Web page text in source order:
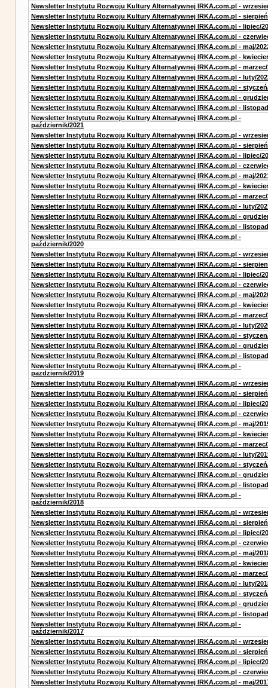
Newsletter Instytutu Rozwoju Kultury Alternatywnej IRKA.com.pl -
Newsletter Instytutu Rozwoju Kultury Alternatywnej IRKA.com.pl -
Newsletter Instytutu Rozwoju Kultury Alternatywnej IRKA.com.pl - lipiec/
Newsletter Instytutu Rozwoju Kultury Alternatywnej IRKA.com.pl -
Newsletter Instytutu Rozwoju Kultury Alternatywnej IRKA.com.pl - maj/
Newsletter Instytutu Rozwoju Kultury Alternatywnej IRKA.com.pl -
Newsletter Instytutu Rozwoju Kultury Alternatywnej IRKA.com.pl - marzec/
Newsletter Instytutu Rozwoju Kultury Alternatywnej IRKA.com.pl - luty/
Newsletter Instytutu Rozwoju Kultury Alternatywnej IRKA.com.pl -
Newsletter Instytutu Rozwoju Kultury Alternatywnej IRKA.com.pl -
Newsletter Instytutu Rozwoju Kultury Alternatywnej IRKA.com.pl -
Newsletter Instytutu Rozwoju Kultury Alternatywnej IRKA.com.pl -
październik/2021
Newsletter Instytutu Rozwoju Kultury Alternatywnej IRKA.com.pl -
Newsletter Instytutu Rozwoju Kultury Alternatywnej IRKA.com.pl -
Newsletter Instytutu Rozwoju Kultury Alternatywnej IRKA.com.pl - lipiec/
Newsletter Instytutu Rozwoju Kultury Alternatywnej IRKA.com.pl -
Newsletter Instytutu Rozwoju Kultury Alternatywnej IRKA.com.pl - maj/
Newsletter Instytutu Rozwoju Kultury Alternatywnej IRKA.com.pl -
Newsletter Instytutu Rozwoju Kultury Alternatywnej IRKA.com.pl - marzec/
Newsletter Instytutu Rozwoju Kultury Alternatywnej IRKA.com.pl - luty/
Newsletter Instytutu Rozwoju Kultury Alternatywnej IRKA.com.pl -
Newsletter Instytutu Rozwoju Kultury Alternatywnej IRKA.com.pl -
Newsletter Instytutu Rozwoju Kultury Alternatywnej IRKA.com.pl -
październik/2020
Newsletter Instytutu Rozwoju Kultury Alternatywnej IRKA.com.pl -
Newsletter Instytutu Rozwoju Kultury Alternatywnej IRKA.com.pl -
Newsletter Instytutu Rozwoju Kultury Alternatywnej IRKA.com.pl - lipiec/
Newsletter Instytutu Rozwoju Kultury Alternatywnej IRKA.com.pl -
Newsletter Instytutu Rozwoju Kultury Alternatywnej IRKA.com.pl - maj/
Newsletter Instytutu Rozwoju Kultury Alternatywnej IRKA.com.pl -
Newsletter Instytutu Rozwoju Kultury Alternatywnej IRKA.com.pl - marzec/
Newsletter Instytutu Rozwoju Kultury Alternatywnej IRKA.com.pl - luty/
Newsletter Instytutu Rozwoju Kultury Alternatywnej IRKA.com.pl -
Newsletter Instytutu Rozwoju Kultury Alternatywnej IRKA.com.pl -
Newsletter Instytutu Rozwoju Kultury Alternatywnej IRKA.com.pl -
Newsletter Instytutu Rozwoju Kultury Alternatywnej IRKA.com.pl -
pazdziernik/2019
Newsletter Instytutu Rozwoju Kultury Alternatywnej IRKA.com.pl -
Newsletter Instytutu Rozwoju Kultury Alternatywnej IRKA.com.pl -
Newsletter Instytutu Rozwoju Kultury Alternatywnej IRKA.com.pl - lipiec/
Newsletter Instytutu Rozwoju Kultury Alternatywnej IRKA.com.pl -
Newsletter Instytutu Rozwoju Kultury Alternatywnej IRKA.com.pl - maj/
Newsletter Instytutu Rozwoju Kultury Alternatywnej IRKA.com.pl -
Newsletter Instytutu Rozwoju Kultury Alternatywnej IRKA.com.pl - marzec/
Newsletter Instytutu Rozwoju Kultury Alternatywnej IRKA.com.pl - luty/
Newsletter Instytutu Rozwoju Kultury Alternatywnej IRKA.com.pl -
Newsletter Instytutu Rozwoju Kultury Alternatywnej IRKA.com.pl -
Newsletter Instytutu Rozwoju Kultury Alternatywnej IRKA.com.pl -
Newsletter Instytutu Rozwoju Kultury Alternatywnej IRKA.com.pl -
październik/2018
Newsletter Instytutu Rozwoju Kultury Alternatywnej IRKA.com.pl -
Newsletter Instytutu Rozwoju Kultury Alternatywnej IRKA.com.pl -
Newsletter Instytutu Rozwoju Kultury Alternatywnej IRKA.com.pl - lipiec/
Newsletter Instytutu Rozwoju Kultury Alternatywnej IRKA.com.pl -
Newsletter Instytutu Rozwoju Kultury Alternatywnej IRKA.com.pl - maj/
Newsletter Instytutu Rozwoju Kultury Alternatywnej IRKA.com.pl -
Newsletter Instytutu Rozwoju Kultury Alternatywnej IRKA.com.pl - marzec/
Newsletter Instytutu Rozwoju Kultury Alternatywnej IRKA.com.pl - luty/
Newsletter Instytutu Rozwoju Kultury Alternatywnej IRKA.com.pl -
Newsletter Instytutu Rozwoju Kultury Alternatywnej IRKA.com.pl -
Newsletter Instytutu Rozwoju Kultury Alternatywnej IRKA.com.pl -
Newsletter Instytutu Rozwoju Kultury Alternatywnej IRKA.com.pl -
październik/2017
Newsletter Instytutu Rozwoju Kultury Alternatywnej IRKA.com.pl -
Newsletter Instytutu Rozwoju Kultury Alternatywnej IRKA.com.pl -
Newsletter Instytutu Rozwoju Kultury Alternatywnej IRKA.com.pl - lipiec/
Newsletter Instytutu Rozwoju Kultury Alternatywnej IRKA.com.pl -
Newsletter Instytutu Rozwoju Kultury Alternatywnej IRKA.com.pl - maj/